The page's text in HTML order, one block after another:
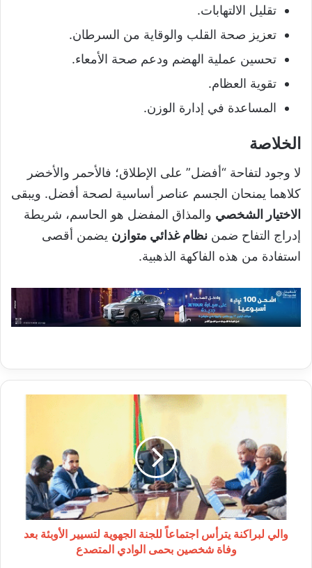
تقليل الالتهابات.
تعزيز صحة القلب والوقاية من السرطان.
تحسين عملية الهضم ودعم صحة الأمعاء.
تقوية العظام.
المساعدة في إدارة الوزن.
الخلاصة
لا وجود لتفاحة “أفضل” على الإطلاق؛ فالأحمر والأخضر
كلاهما يمنحان الجسم عناصر أساسية لصحة أفضل. ويبقى
الاختيار الشخصي والمذاق المفضل هو الحاسم، شريطة
إدراج التفاح ضمن نظام غذائي متوازن يضمن أقصى
استفادة من هذه الفاكهة الذهبية.
اجتماعاً
للجنة
الجهوية
لتسيير
الأوبئة
وفاةوالي لبراكنة يترأس اجتماعاً للجنة الجهوية لتسيير الأوبئة بعد
وفاة شخصين بحمى الوادي المتصدع